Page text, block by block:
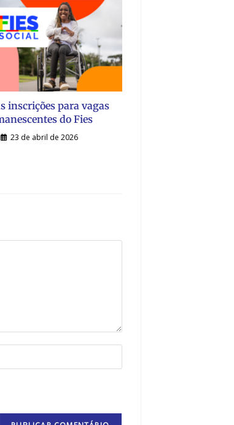
inscrições para vagas
do Fies
23 de abril de 2026